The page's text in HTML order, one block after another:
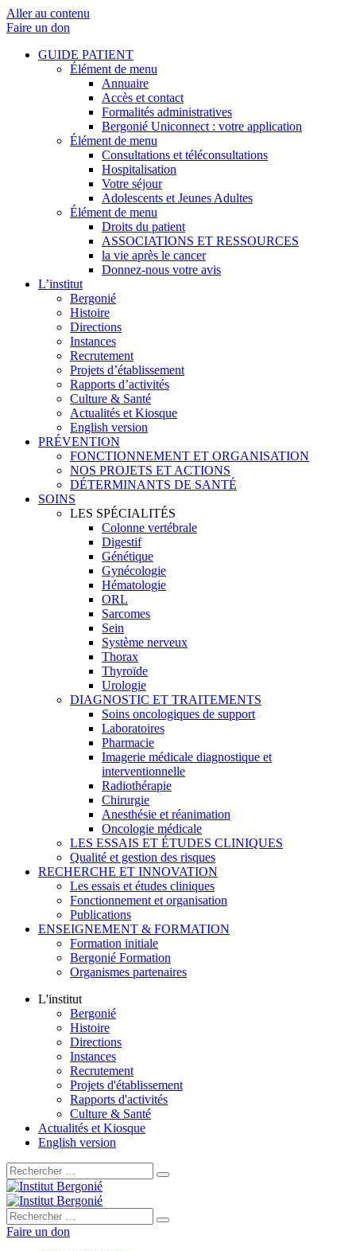
Aller au contenu
Faire un don
GUIDE PATIENT
Élément de menu
Annuaire
Accès et contact
Formalités administratives
Bergonié Uniconnect : votre application
Élément de menu
Consultations et téléconsultations
Hospitalisation
Votre séjour
Adolescents et Jeunes Adultes
Élément de menu
Droits du patient
ASSOCIATIONS ET RESSOURCES
la vie après le cancer
Donnez-nous votre avis
L’institut
Bergonié
Histoire
Directions
Instances
Recrutement
Projets d’établissement
Rapports d’activités
Culture & Santé
Actualités et Kiosque
English version
PRÉVENTION
FONCTIONNEMENT ET ORGANISATION
NOS PROJETS ET ACTIONS
DÉTERMINANTS DE SANTÉ
SOINS
LES SPÉCIALITÉS
Colonne vertébrale
Digestif
Génétique
Gynécologie
Hématologie
ORL
Sarcomes
Sein
Système nerveux
Thorax
Thyroïde
Urologie
DIAGNOSTIC ET TRAITEMENTS
Soins oncologiques de support
Laboratoires
Pharmacie
Imagerie médicale diagnostique et
interventionnelle
Radiothérapie
Chirurgie
Anesthésie et réanimation
Oncologie médicale
LES ESSAIS ET ÉTUDES CLINIQUES
Qualité et gestion des risques
RECHERCHE ET INNOVATION
Les essais et études cliniques
Fonctionnement et organisation
Publications
ENSEIGNEMENT & FORMATION
Formation initiale
Bergonié Formation
Organismes partenaires
L'institut
Bergonié
Histoire
Directions
Instances
Recrutement
Projets d'établissement
Rapports d'activités
Culture & Santé
Actualités et Kiosque
English version
Rechercher :
Rechercher :
Faire un don